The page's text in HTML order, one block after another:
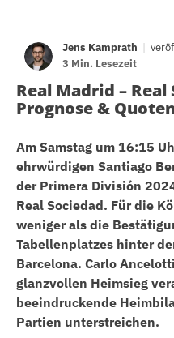
Jens Kamprath |
3 Min. Lesezeit
Real Madrid –
Prognose &
Am Samstag um 16:15
ehrwürdigen Santiago
der Primera División
Real Sociedad. Für die
weniger als die
Tabellenplatzes hinter
Barcelona. Carlo
glanzvollen Heimsieg
beeindruckende
Partien unterstreichen.